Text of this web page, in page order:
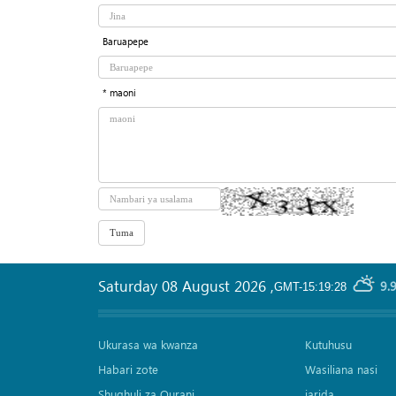
Baruapepe
* maoni
GMT-15:19:28
Saturday 08 August 2026 ,
Ukurasa wa kwanza
Habari zote
Kutuhusu
Wasiliana nasi